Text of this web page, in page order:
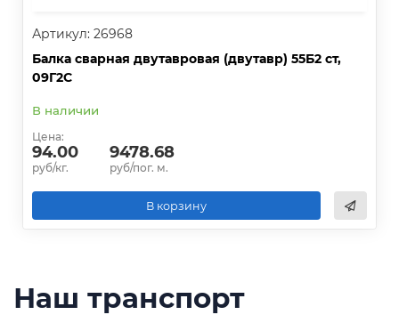
Артикул: 26968
Балка сварная двутавровая (двутавр) 55Б2 ст,
09Г2С
В наличии
Цена:
94.00
руб/кг.
9478.68
руб/пог. м.
В корзину
Наш транспорт